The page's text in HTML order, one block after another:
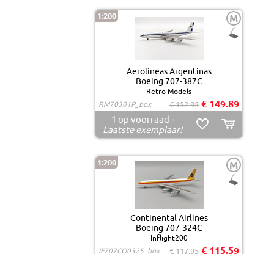
1:200 M
Aerolineas Argentinas
Boeing 707-387C
Retro Models
RM70301P_box
€ 152.95 € 149.89
1 op voorraad -
Laatste exemplaar!
1:200 M
Continental Airlines
Boeing 707-324C
Inflight200
IF707CO0325_box
€ 117.95 € 115.59